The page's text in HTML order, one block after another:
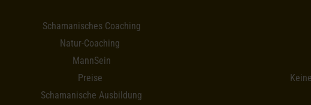
Schamanisches Coaching
Natur-Coaching
MannSein
Preise
Schamanische Ausbildung